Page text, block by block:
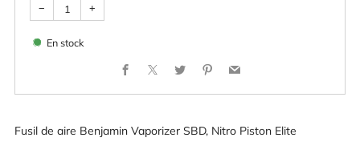
− +
En stock
Facebook Twitter Pinterest
Fusil de aire Benjamin Vaporizer SBD, Nitro Piston Elite